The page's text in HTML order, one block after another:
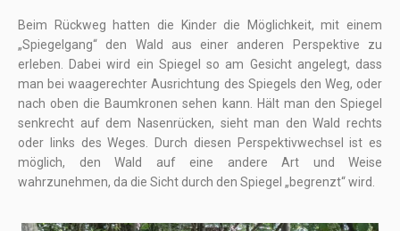
Beim Rückweg hatten die Kinder die Möglichkeit, mit einem
„Spiegelgang“ den Wald aus einer anderen Perspektive zu
erleben. Dabei wird ein Spiegel so am Gesicht angelegt, dass
man bei waagerechter Ausrichtung des Spiegels den Weg, oder
nach oben die Baumkronen sehen kann. Hält man den Spiegel
senkrecht auf dem Nasenrücken, sieht man den Wald rechts
oder links des Weges. Durch diesen Perspektivwechsel ist es
möglich, den Wald auf eine andere Art und Weise
wahrzunehmen, da die Sicht durch den Spiegel „begrenzt“ wird.